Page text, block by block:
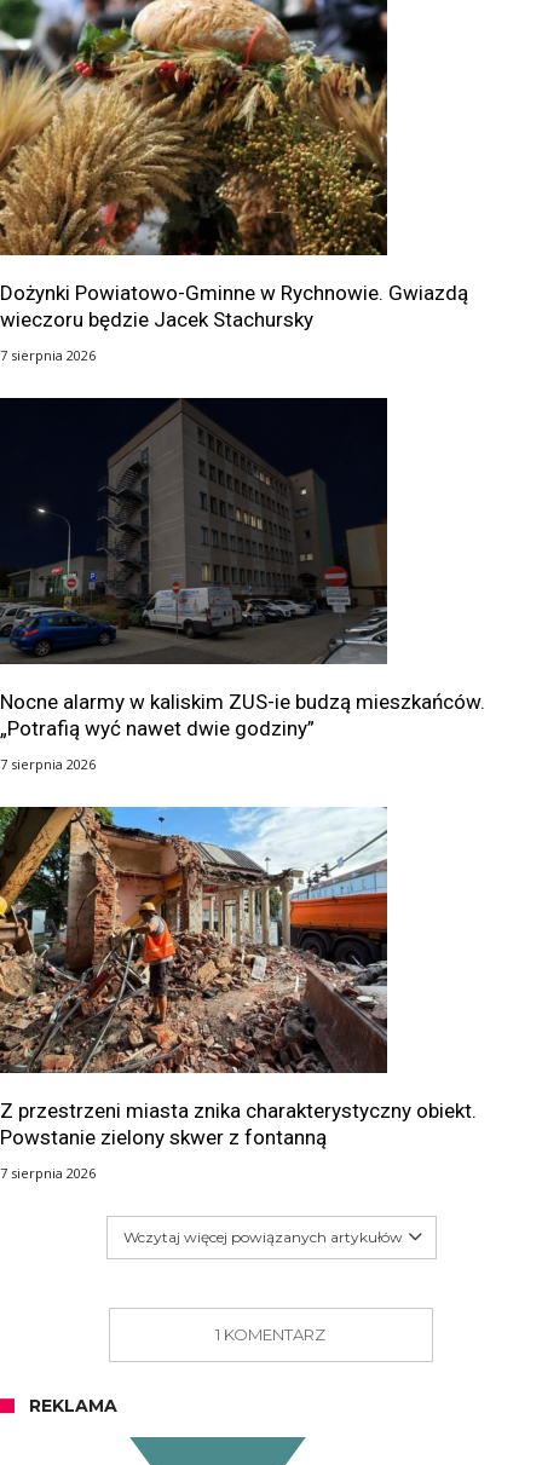
Dożynki Powiatowo-Gminne w Rychnowie. Gwiazdą
wieczoru będzie Jacek Stachursky
7 sierpnia 2026
Nocne alarmy w kaliskim ZUS-ie budzą mieszkańców.
„Potrafią wyć nawet dwie godziny”
7 sierpnia 2026
Z przestrzeni miasta znika charakterystyczny obiekt.
Powstanie zielony skwer z fontanną
7 sierpnia 2026
Wczytaj więcej powiązanych artykułów
1 KOMENTARZ
REKLAMA